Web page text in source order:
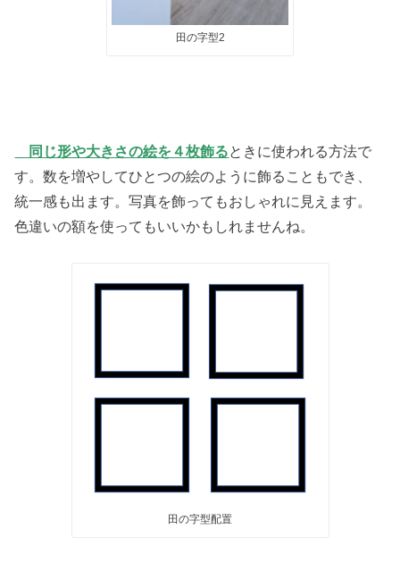
田の字型2
同じ形や大きさの絵を４枚飾るときに使われる方法で
す。数を増やしてひとつの絵のように飾ることもでき、
統一感も出ます。写真を飾ってもおしゃれに見えます。
色違いの額を使ってもいいかもしれませんね。
田の字型配置